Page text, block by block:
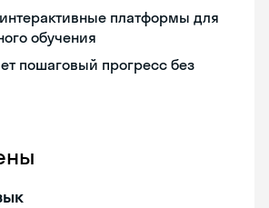
интерактивные платформы для
обучения
пошаговый прогресс без